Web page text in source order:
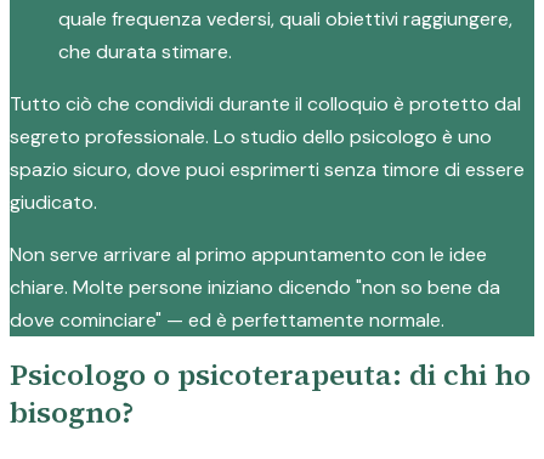
quale frequenza vedersi, quali obiettivi raggiungere,
che durata stimare.
Tutto ciò che condividi durante il colloquio è protetto dal
segreto professionale. Lo studio dello psicologo è uno
spazio sicuro, dove puoi esprimerti senza timore di essere
giudicato.
Non serve arrivare al primo appuntamento con le idee
chiare. Molte persone iniziano dicendo "non so bene da
dove cominciare" — ed è perfettamente normale.
Psicologo o psicoterapeuta: di chi ho
bisogno?